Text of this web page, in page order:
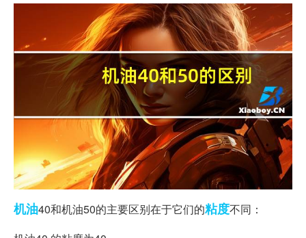
机油40和机油50的主要区别在于它们的粘度不同：